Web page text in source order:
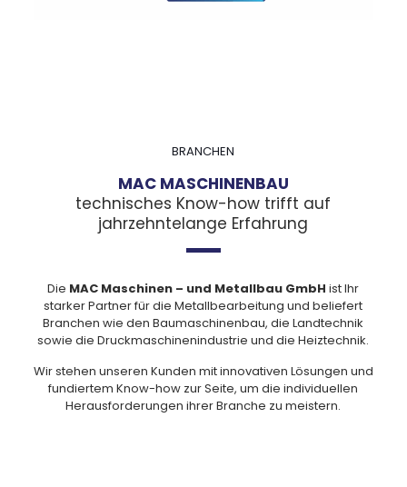
BRANCHEN
MAC MASCHINENBAU
technisches Know-how trifft auf
jahrzehntelange Erfahrung
Die MAC Maschinen – und Metallbau GmbH ist Ihr
starker Partnerfür die Metallbearbeitung und beliefert
Branchen wie den Baumaschinenbau, dieLandtechnik
sowie die Druckmaschinenindustrie und dieHeiztechnik.
Wir stehen unseren Kunden mit innovativen Lösungen und
fundiertem Know-how zur Seite, um die individuellen
Herausforderungen ihrer Branche zu meistern.